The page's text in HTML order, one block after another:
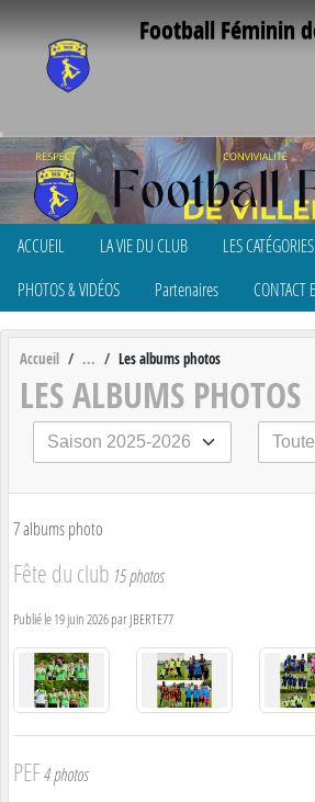
Football Féminin
ACCUEIL LA VIE DU CLUB LES CATÉGORIES
PHOTOS & VIDÉOS
Partenaires CONTACT
Accueil Les albums photos
LES ALBUMS PHOTOS
7 albums photo
Fête du club 15 photos
Publié le19 juin 2026parJBERTE77
PEF4 photos